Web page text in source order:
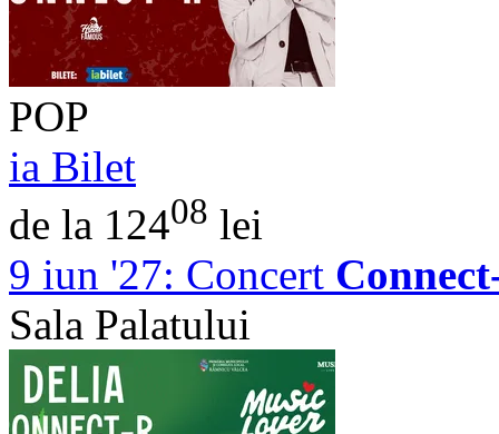
POP
ia Bilet
de la 12408 lei
9 iun '27: Concert
Sala Palatului